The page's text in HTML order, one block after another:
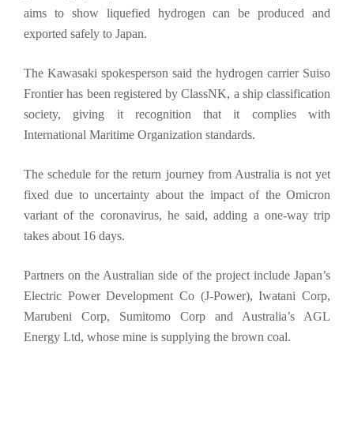
aims to show liquefied hydrogen can be produced and
exported safely to Japan.
The Kawasaki spokesperson said the hydrogen carrier Suiso
Frontier has been registered by ClassNK, a ship classification
society, giving it recognition that it complies with
International Maritime Organization standards.
The schedule for the return journey from Australia is not yet
fixed due to uncertainty about the impact of the Omicron
variant of the coronavirus, he said, adding a one-way trip
takes about 16 days.
Partners on the Australian side of the project include Japan’s
Electric Power Development Co (J-Power), Iwatani Corp,
Marubeni Corp, Sumitomo Corp and Australia’s AGL
Energy Ltd, whose mine is supplying the brown coal.